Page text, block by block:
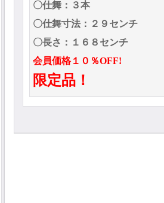
〇仕舞：３本
〇仕舞寸法：２９センチ
〇長さ：１６８センチ
会員価格１０％OFF!
限定品！